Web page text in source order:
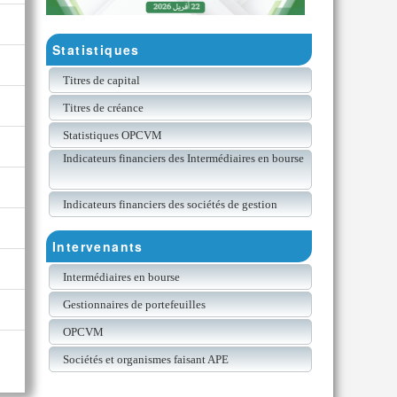
Statistiques
Titres de capital
Titres de créance
Statistiques OPCVM
Indicateurs financiers des Intermédiaires en bourse
Indicateurs financiers des sociétés de gestion
Intervenants
Intermédiaires en bourse
Gestionnaires de portefeuilles
OPCVM
Sociétés et organismes faisant APE